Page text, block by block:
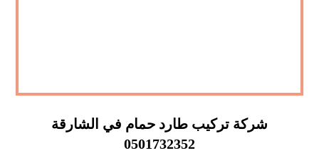
شركة تركيب طارد حمام في الشارقة
0501732352